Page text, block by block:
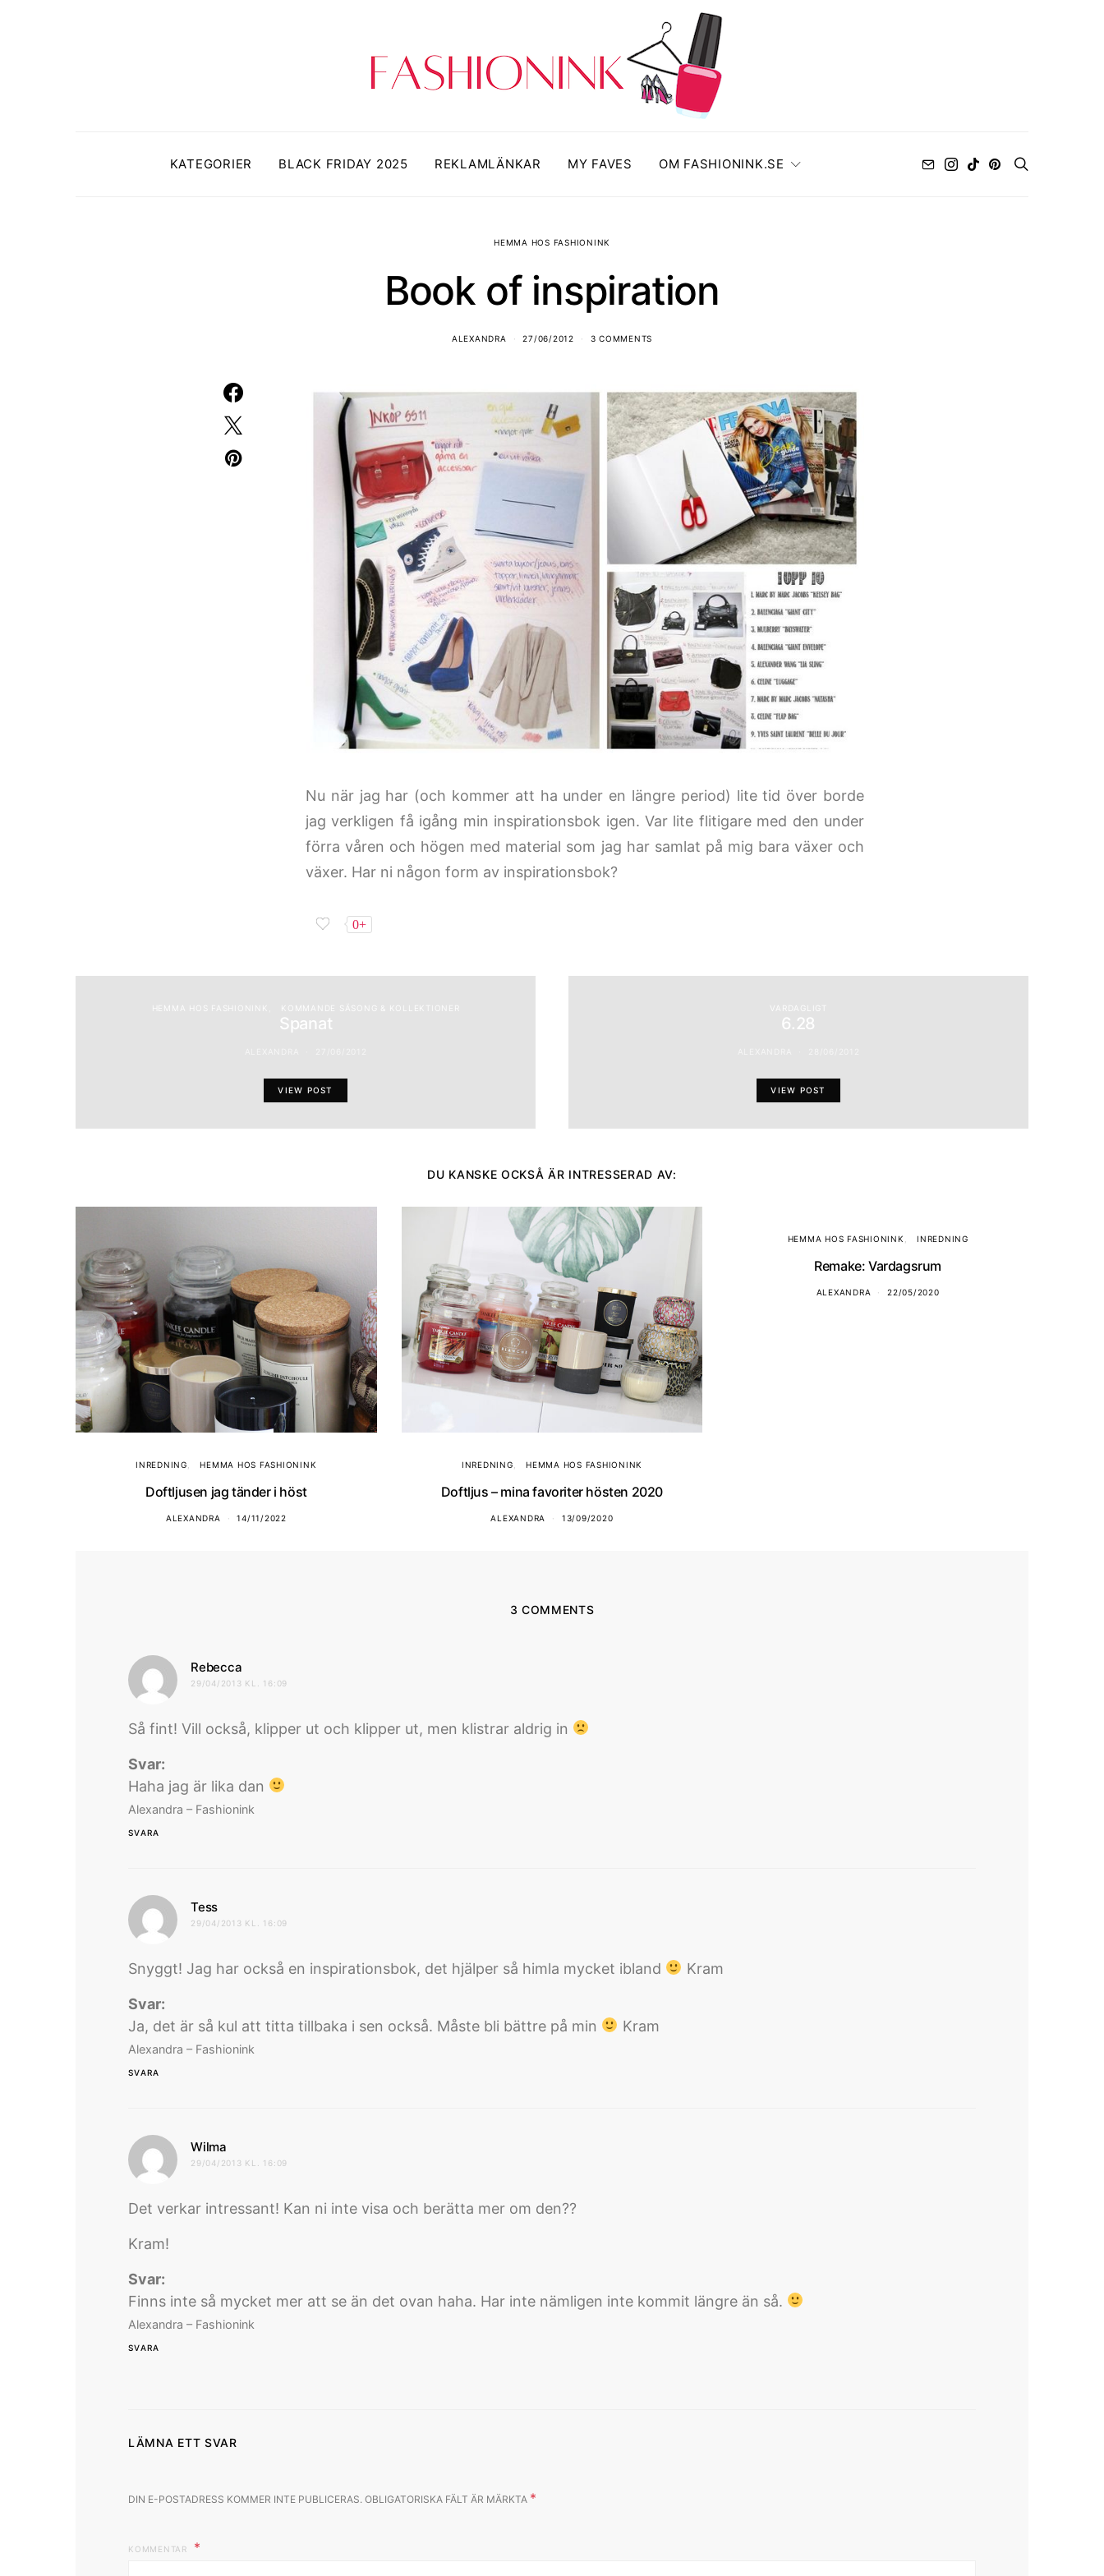
KATEGORIER BLACK FRIDAY 2025 REKLAMLÄNKAR MY FAVES OM FASHIONINK.SE
HEMMA HOS FASHIONINK
Book of inspiration
ALEXANDRA 27/06/2012 3 COMMENTS
Nu när jag har (och kommer att ha under en längre period) lite tid över borde
jag verkligen få igång min inspirationsbok igen. Var lite flitigare med den under
förra våren och högen med material som jag har samlat på mig bara växer och
växer. Har ni någon form av inspirationsbok?
0+
HEMMA HOS FASHIONINK KOMMANDE SÄSONG & KOLLEKTIONER
Spanat
VIEW POST
VARDAGLIGT
6.28
VIEW POST
DU KANSKE OCKSÅ ÄR INTRESSERAD AV:
INREDNING HEMMA HOS FASHIONINK
Doftljusen jag tänder i höst
ALEXANDRA 14/11/2022
INREDNING HEMMA HOS FASHIONINK
Doftljus – mina favoriter hösten 2020
ALEXANDRA 13/09/2020
HEMMA HOS FASHIONINK INREDNING
Remake: Vardagsrum
ALEXANDRA 22/05/2020
3 COMMENTS
Rebecca
29/04/2013 KL. 16:09
Så fint! Vill också, klipper ut och klipper ut, men klistrar aldrig in
Svar:
Haha jag är lika dan
Alexandra – Fashionink
SVARA
Tess
29/04/2013 KL. 16:09
Snyggt! Jag har också en inspirationsbok, det hjälper så himla mycket ibland Kram
Svar:
Ja, det är så kul att titta tillbaka i sen också. Måste bli bättre på min
Kram
Alexandra – Fashionink
SVARA
Wilma
29/04/2013 KL. 16:09
Det verkar intressant! Kan ni inte visa och berätta mer om den??
Kram!
Svar:
Finns inte så mycket mer att se än det ovan haha. Har inte nämligen inte kommit längre än så.
Alexandra – Fashionink
SVARA
LÄMNA ETT SVAR
DIN E-POSTADRESS KOMMER INTE PUBLICERAS. OBLIGATORISKA FÄLT ÄR MÄRKTA *
KOMMENTAR